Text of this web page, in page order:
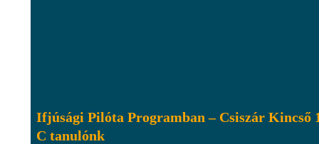
Ifjúsági Pilóta Programban – Csiszár Kincső
C tanulónk